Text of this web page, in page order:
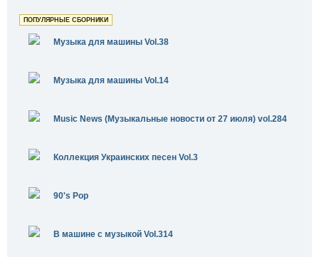
ПОПУЛЯРНЫЕ СБОРНИКИ
Музыка для машины Vol.38
Музыка для машины Vol.14
Music News (Музыкальные новости от 27 июля) vol.284
Коллекция Украинских песен Vol.3
90's Pop
В машине с музыкой Vol.314